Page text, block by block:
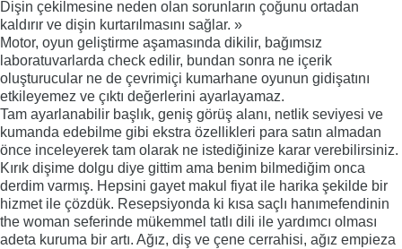
Dişin çekilmesine neden olan sorunların çoğunu ortadan
kaldırır ve dişin kurtarılmasını sağlar. »
Motor, oyun geliştirme aşamasında dikilir, bağımsız
laboratuvarlarda check edilir, bundan sonra ne içerik
oluşturucular ne de çevrimiçi kumarhane oyunun gidişatını
etkileyemez ve çıktı değerlerini ayarlayamaz.
Tam ayarlanabilir başlık, geniş görüş alanı, netlik seviyesi ve
kumanda edebilme gibi ekstra özellikleri para satın almadan
önce inceleyerek tam olarak ne istediğinize karar verebilirsiniz.
Kırık dişime dolgu diye gittim ama benim bilmediğim onca
derdim varmış. Hepsini gayet makul fiyat ile harika şekilde bir
hizmet ile çözdük. Resepsiyonda ki kısa saçlı hanımefendinin
the woman seferinde mükemmel tatlı dili ile yardımcı olması
adeta kuruma bir artı. Ağız, diş ve çene cerrahisi, ağız empieza